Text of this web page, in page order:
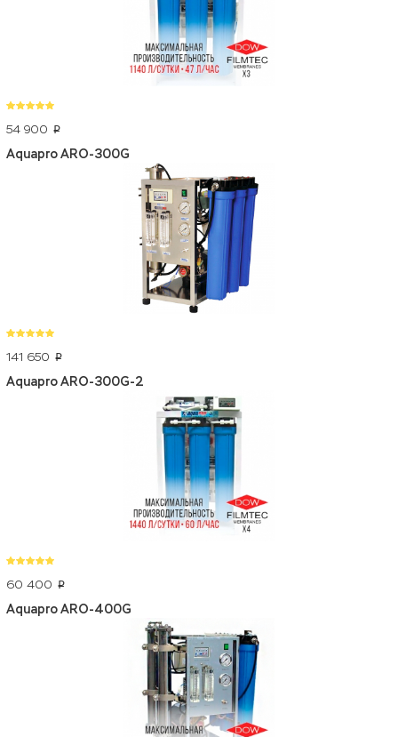
54 900 p
Aquapro ARO-300G
141 650 p
Aquapro ARO-300G-2
60 400 p
Aquapro ARO-400G